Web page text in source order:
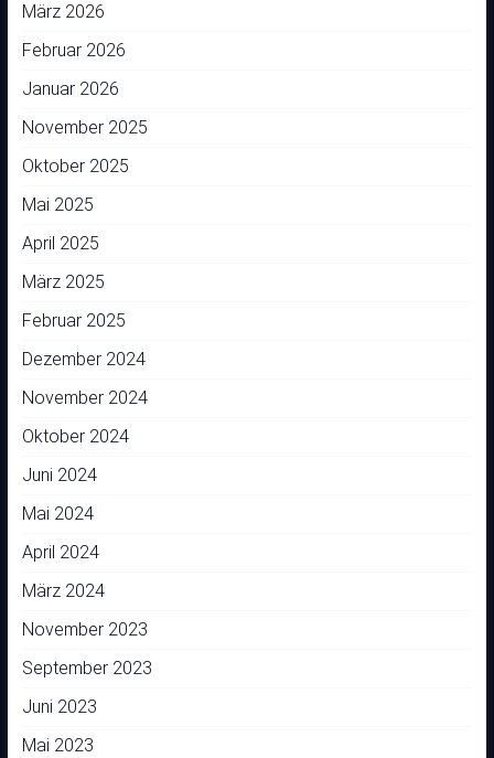
März 2026
Februar 2026
Januar 2026
November 2025
Oktober 2025
Mai 2025
April 2025
März 2025
Februar 2025
Dezember 2024
November 2024
Oktober 2024
Juni 2024
Mai 2024
April 2024
März 2024
November 2023
September 2023
Juni 2023
Mai 2023